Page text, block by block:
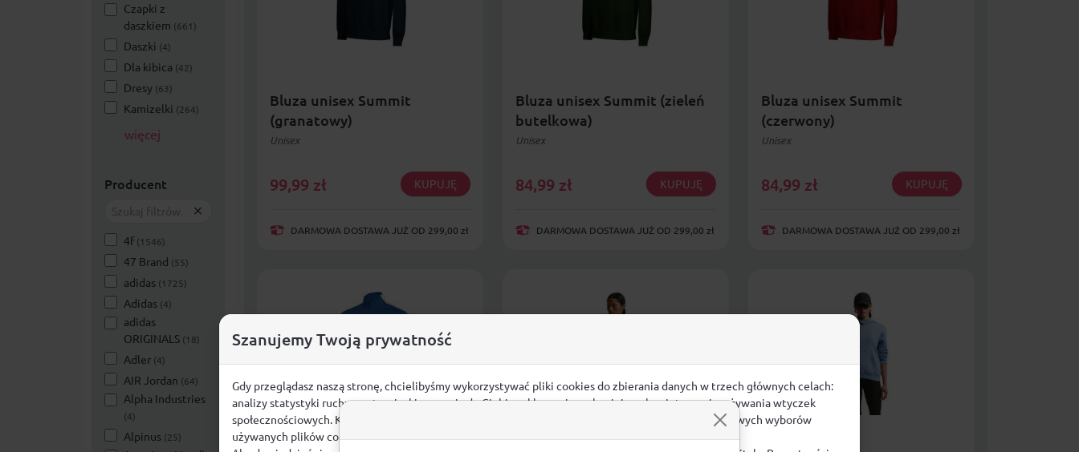
Czapki z
daszkiem (661)
Daszki (4)
Dla kibica (42)
Dresy (63)
Kamizelki (264)
więcej
Producent
4f (1546)
47 Brand (55)
adidas (1725)
Adidas (4)
adidas
ORIGINALS (18)
Adler (4)
AIR Jordan (64)
Alpha Industries
(4)
Alpinus (25)
Bluza unisex Summit
(granatowy)
Unisex
99,99 zł KUPUJĘ
DARMOWA DOSTAWA JUŻ OD 299,00 zł
Bluza unisex Summit (zieleń
butelkowa)
Unisex
84,99 zł KUPUJĘ
DARMOWA DOSTAWA JUŻ OD 299,00 zł
Bluza unisex Summit
(czerwony)
Unisex
84,99 zł KUPUJĘ
DARMOWA DOSTAWA JUŻ OD 299,00 zł
Szanujemy Twoją prywatność
Gdy przeglądasz naszą stronę, chcielibyśmy wykorzystywać pliki cookies do zbierania danych w trzech głównych celach:
analizy statystyki ruchu na stronie, kierowania do Ciebie reklam w innych miejscach w internecie, używania wtyczek
społecznościowych. Kliknij poniżej, by wyrazić zgodę lub przejdź do ustawień, by dokonać szczegółowych wyborów
używanych plików cookies.